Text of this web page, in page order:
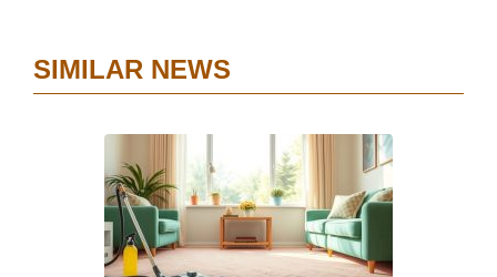
SIMILAR NEWS